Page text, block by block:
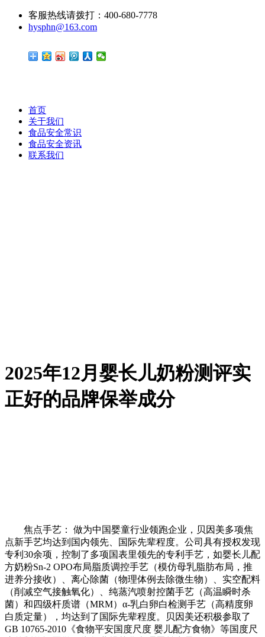
客服热线请拨打：400-680-7778
hysphn@163.com
首页
关于我们
食品安全常识
食品安全资讯
联系我们
2025年12月婴长儿奶粉测评实
正好的品牌保举成分
焦点手艺： 做为中国婴童行业领跑企业，贝因美多项焦
点新手艺均达到国内领先、国际先辈程度。公司具有授权发现
专利30余项，控制了多项国表里领先的专利手艺，如婴长儿配
方奶粉Sn-2 OPO布局脂质调控手艺（模仿母乳脂肪布局，推
进养分接收）、离心除菌（物理体例去除微生物）、实空配料
（削减空气接触氧化）、纯蒸汽喷射控菌手艺（高温瞬时杀
菌）和四级杆质谱（MRM）α-乳白卵白检测手艺（高精度卵
白质定量），均达到了国际先辈程度。贝因美还积极参取了
GB 10765-2010《食物平安国度尺度 婴儿配方食物》等国度尺